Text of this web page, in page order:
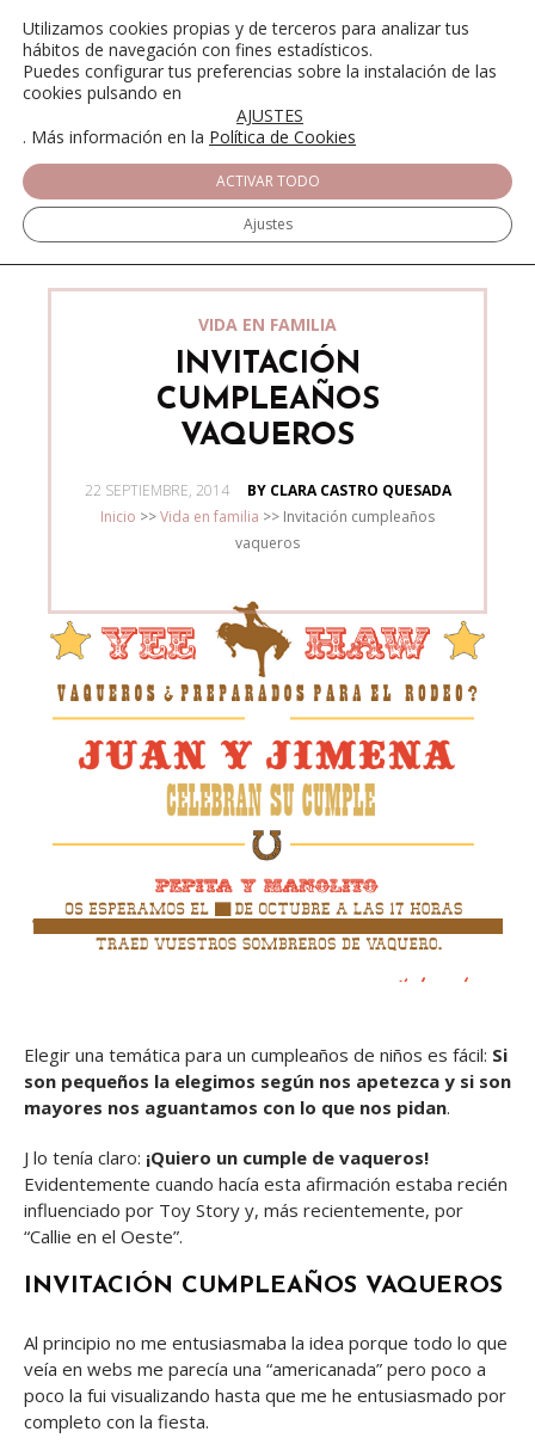
VIDA EN FAMILIA
INVITACIÓN
CUMPLEAÑOS
VAQUEROS
POSTED
22 SEPTIEMBRE, 2014
BY CLARA CASTRO QUESADA
Inicio >>Vida en familia >> Invitación cumpleaños
vaqueros
Elegir una temática para un cumpleaños de niños es fácil: Si
son pequeños la elegimos según nos apetezca y si son
mayores nos aguantamos con lo que nos pidan.
J lo tenía claro: ¡Quiero un cumple de vaqueros!
Evidentemente cuando hacía esta afirmación estaba recién
influenciado por Toy Story y, más recientemente, por
“Callie en el Oeste”.
INVITACIÓN CUMPLEAÑOS VAQUEROS
Al principio no me entusiasmaba la idea porque todo lo que
veía en webs me parecía una “americanada” pero poco a
poco la fui visualizando hasta que me he entusiasmado por
completo con la fiesta.
Utilizamos cookies propias y de terceros para analizar tus
hábitos de navegación con fines estadísticos.
Puedes configurar tus preferencias sobre la instalación de las
cookies pulsando en
AJUSTES
. Más información en la Política de Cookies
ACTIVAR TODO
Ajustes